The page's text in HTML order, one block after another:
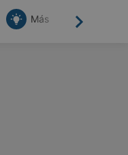
Tovább
Más